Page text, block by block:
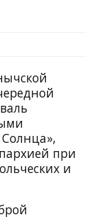
при
и